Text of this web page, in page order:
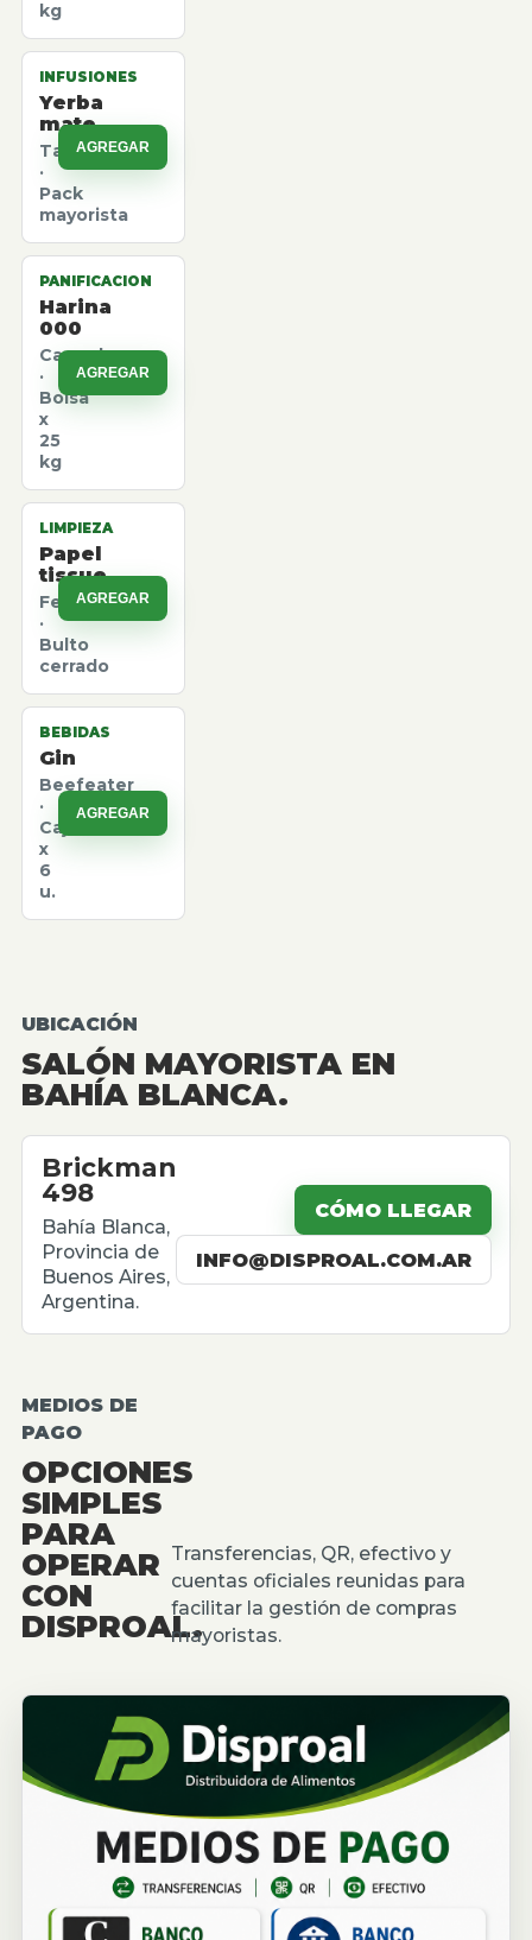
kg
INFUSIONES
Yerba
mate
Taragui
·
Pack
mayorista
AGREGAR
PANIFICACION
Harina
000
Canuelas
·
Bolsa
x
25
kg
AGREGAR
LIMPIEZA
Papel
tissue
Felpita
·
Bulto
cerrado
AGREGAR
BEBIDAS
Gin
Beefeater
·
Caja
x
6
u.
AGREGAR
UBICACIÓN
SALÓN MAYORISTA EN
BAHÍA BLANCA.
Brickman
498
Bahía Blanca,
Provincia de
Buenos Aires,
Argentina.
CÓMO LLEGAR
INFO@DISPROAL.COM.AR
MEDIOS DE
PAGO
OPCIONES
SIMPLES
PARA
OPERAR
CON
DISPROAL.
Transferencias, QR, efectivo y
cuentas oficiales reunidas para
facilitar la gestión de compras
mayoristas.